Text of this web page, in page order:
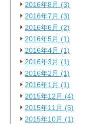
2016年8月 (3)
2016年7月 (3)
2016年6月 (2)
2016年5月 (1)
2016年4月 (1)
2016年3月 (1)
2016年2月 (1)
2016年1月 (1)
2015年12月 (4)
2015年11月 (5)
2015年10月 (1)